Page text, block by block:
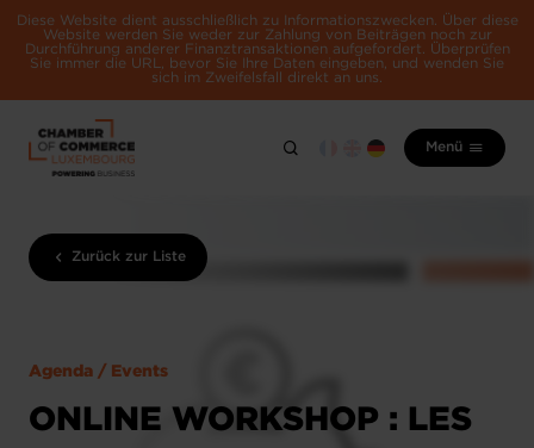
Diese Website dient ausschließlich zu Informationszwecken. Über diese
Website werden Sie weder zur Zahlung von Beiträgen noch zur
Durchführung anderer Finanztransaktionen aufgefordert. Überprüfen
Sie immer die URL, bevor Sie Ihre Daten eingeben, und wenden Sie
sich im Zweifelsfall direkt an uns.
Menü
Zurück zur Liste
Agenda / Events
ONLINE WORKSHOP : LES